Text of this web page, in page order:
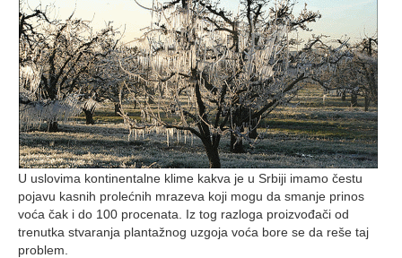
U uslovima kontinentalne klime kakva je u Srbiji imamo čestu
pojavu kasnih prolećnih mrazeva koji mogu da smanje prinos
voća čak i do 100 procenata. Iz tog razloga proizvođači od
trenutka stvaranja plantažnog uzgoja voća bore se da reše taj
problem.